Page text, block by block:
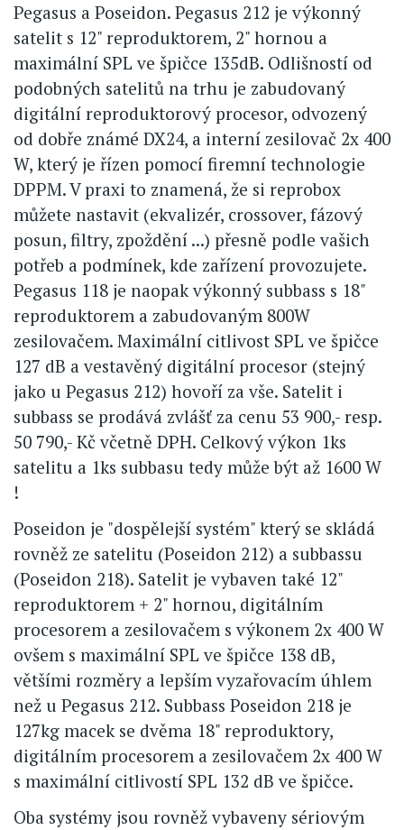
Pegasus a Poseidon. Pegasus 212 je výkonný
satelit s 12" reproduktorem, 2" hornou a
maximální SPL ve špičce 135dB. Odlišností od
podobných satelitů na trhu je zabudovaný
digitální reproduktorový procesor, odvozený
od dobře známé DX24, a interní zesilovač 2x 400
W, který je řízen pomocí firemní technologie
DPPM. V praxi to znamená, že si reprobox
můžete nastavit (ekvalizér, crossover, fázový
posun, filtry, zpoždění ...) přesně podle vašich
potřeb a podmínek, kde zařízení provozujete.
Pegasus 118 je naopak výkonný subbass s 18"
reproduktorem a zabudovaným 800W
zesilovačem. Maximální citlivost SPL ve špičce
127 dB a vestavěný digitální procesor (stejný
jako u Pegasus 212) hovoří za vše. Satelit i
subbass se prodává zvlášť za cenu 53 900,- resp.
50 790,- Kč včetně DPH. Celkový výkon 1ks
satelitu a 1ks subbasu tedy může být až 1600 W
!
Poseidon je "dospělejší systém" který se skládá
rovněž ze satelitu (Poseidon 212) a subbassu
(Poseidon 218). Satelit je vybaven také 12"
reproduktorem + 2" hornou, digitálním
procesorem a zesilovačem s výkonem 2x 400 W
ovšem s maximální SPL ve špičce 138 dB,
většími rozměry a lepším vyzařovacím úhlem
než u Pegasus 212. Subbass Poseidon 218 je
127kg macek se dvěma 18" reproduktory,
digitálním procesorem a zesilovačem 2x 400 W
s maximální citlivostí SPL 132 dB ve špičce.
Oba systémy jsou rovněž vybaveny sériovým